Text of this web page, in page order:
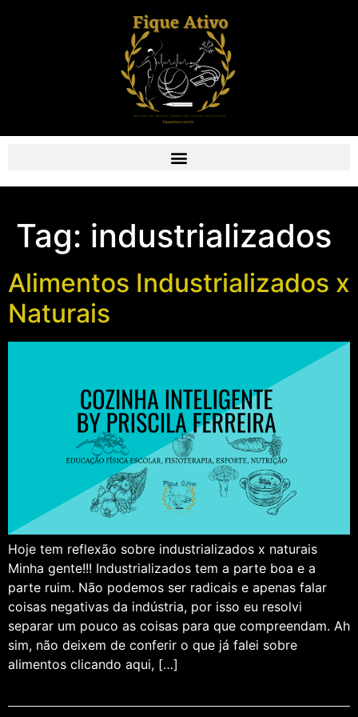
Tag: industrializados
Alimentos Industrializados x
Naturais
Hoje tem reflexão sobre industrializados x naturais
Minha gente!!! Industrializados tem a parte boa e a
parte ruim. Não podemos ser radicais e apenas falar
coisas negativas da indústria, por isso eu resolvi
separar um pouco as coisas para que compreendam. Ah
sim, não deixem de conferir o que já falei sobre
alimentos clicando aqui, […]